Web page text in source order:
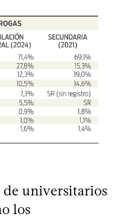
de universitarios
los